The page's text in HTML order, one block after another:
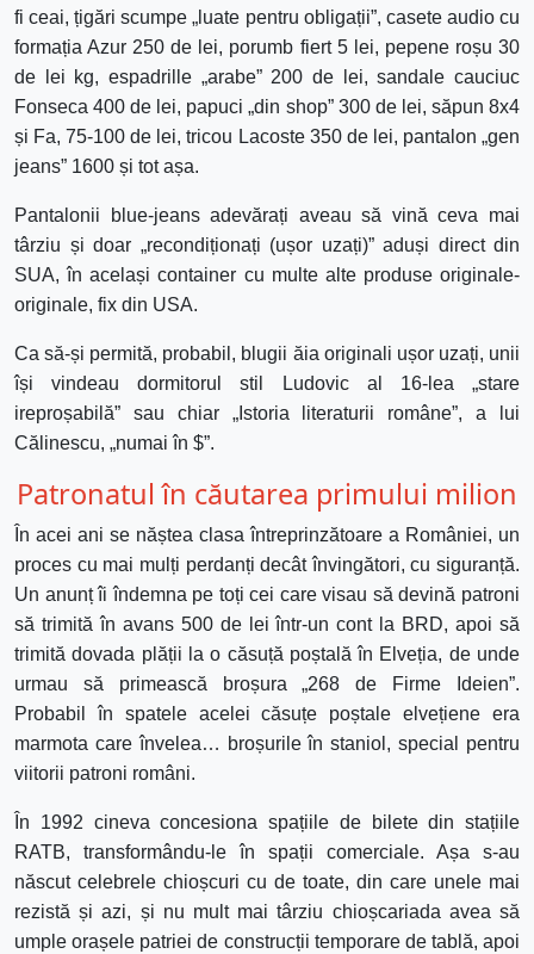
fi ceai, țigări scumpe „luate pentru obligații”, casete audio cu
formația Azur 250 de lei, porumb fiert 5 lei, pepene roșu 30
de lei kg, espadrille „arabe” 200 de lei, sandale cauciuc
Fonseca 400 de lei, papuci „din shop” 300 de lei, săpun 8x4
și Fa, 75-100 de lei, tricou Lacoste 350 de lei, pantalon „gen
jeans” 1600 și tot așa.
Pantalonii blue-jeans adevărați aveau să vină ceva mai
târziu și doar „recondiționați (ușor uzați)” aduși direct din
SUA, în același container cu multe alte produse originale-
originale, fix din USA.
Ca să-și permită, probabil, blugii ăia originali ușor uzați, unii
își vindeau dormitorul stil Ludovic al 16-lea „stare
ireproșabilă” sau chiar „Istoria literaturii române”, a lui
Călinescu, „numai în $”.
Patronatul în căutarea primului milion
În acei ani se năștea clasa întreprinzătoare a României, un
proces cu mai mulți perdanți decât învingători, cu siguranță.
Un anunț îi îndemna pe toți cei care visau să devină patroni
să trimită în avans 500 de lei într-un cont la BRD, apoi să
trimită dovada plății la o căsuță poștală în Elveția, de unde
urmau să primească broșura „268 de Firme Ideien”.
Probabil în spatele acelei căsuțe poștale elvețiene era
marmota care învelea… broșurile în staniol, special pentru
viitorii patroni români.
În 1992 cineva concesiona spațiile de bilete din stațiile
RATB, transformându-le în spații comerciale. Așa s-au
născut celebrele chioșcuri cu de toate, din care unele mai
rezistă și azi, și nu mult mai târziu chioșcariada avea să
umple orașele patriei de construcții temporare de tablă, apoi